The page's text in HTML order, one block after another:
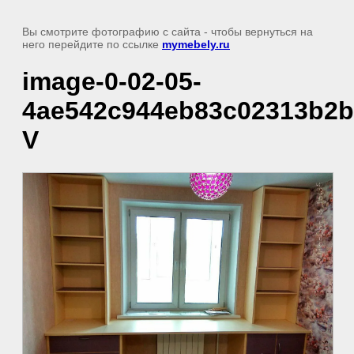
Вы смотрите фотографию с сайта - чтобы вернуться на
него перейдите по ссылке mymebely.ru
image-0-02-05-
V